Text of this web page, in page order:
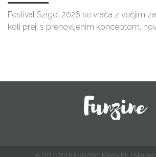
Festival Sziget 2026 se vrača z večjim
koli prej: s prenovljenim konceptom,
© 2017-2018 FUNZINE Média Kft. |